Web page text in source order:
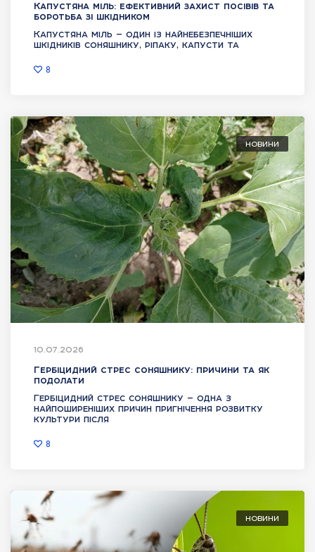
Капустяна міль: ефективний захист посівів та
боротьба зі шкідником
Капустяна міль — один із найнебезпечніших
шкідників соняшнику, ріпаку, капусти та
8
НОВИНИ
10.07.2026
Гербіцидний стрес соняшнику: причини та як
подолати
Гербіцидний стрес соняшнику — одна з
найпоширеніших причин пригнічення розвитку
культури після
8
НОВИНИ